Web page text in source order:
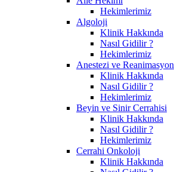
Hekimlerimiz
Algoloji
Klinik Hakkında
Nasıl Gidilir ?
Hekimlerimiz
Anestezi ve Reanimasyon
Klinik Hakkında
Nasıl Gidilir ?
Hekimlerimiz
Beyin ve Sinir Cerrahisi
Klinik Hakkında
Nasıl Gidilir ?
Hekimlerimiz
Cerrahi Onkoloji
Klinik Hakkında